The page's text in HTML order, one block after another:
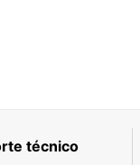
técnico